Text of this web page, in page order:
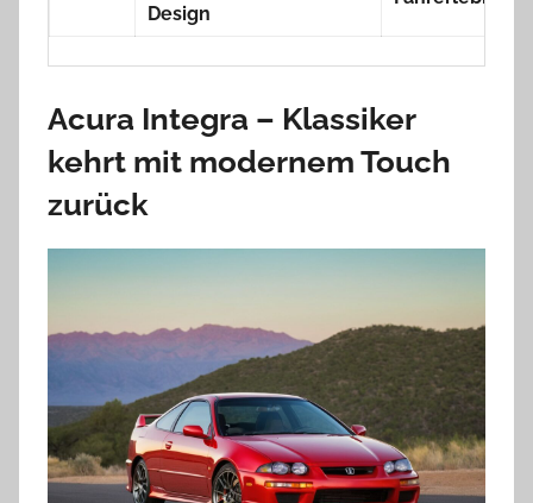
Design
Acura Integra – Klassiker
kehrt mit modernem Touch
zurück